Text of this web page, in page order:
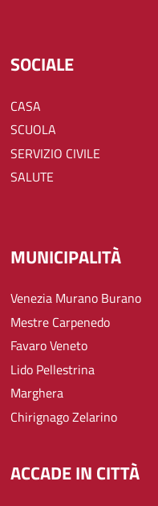
SOCIALE
CASA
SCUOLA
SERVIZIO CIVILE
SALUTE
MUNICIPALITÀ
Venezia Murano Burano
Mestre Carpenedo
Favaro Veneto
Lido Pellestrina
Marghera
Chirignago Zelarino
ACCADE IN CITTÀ